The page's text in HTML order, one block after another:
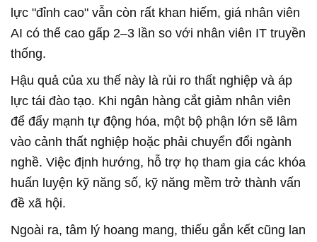
lực "đỉnh cao" vẫn còn rất khan hiếm, giá nhân viên
AI có thể cao gấp 2–3 lần so với nhân viên IT truyền
thống.
Hậu quả của xu thế này là rủi ro thất nghiệp và áp
lực tái đào tạo. Khi ngân hàng cắt giảm nhân viên
để đẩy mạnh tự động hóa, một bộ phận lớn sẽ lâm
vào cảnh thất nghiệp hoặc phải chuyển đổi ngành
nghề. Việc định hướng, hỗ trợ họ tham gia các khóa
huấn luyện kỹ năng số, kỹ năng mềm trở thành vấn
đề xã hội.
Ngoài ra, tâm lý hoang mang, thiếu gắn kết cũng lan